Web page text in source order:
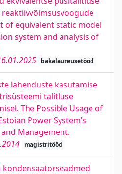
of equivalent static model
system and analysis of
bakalaureusetööd
lahenduste kasutamise
talitluse
The Possible Usage of
Power System’s
Management.
magistritööd
kondensaatorseadmed